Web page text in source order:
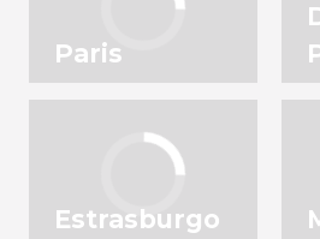
Paris
Estrasburgo